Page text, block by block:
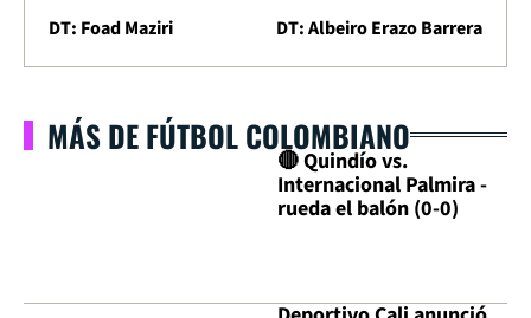
DT: Foad Maziri DT: Albeiro Erazo Barrera
MÁS DE FÚTBOL COLOMBIANO
🔴 Quindío vs.
Internacional Palmira -
rueda el balón (0-0)